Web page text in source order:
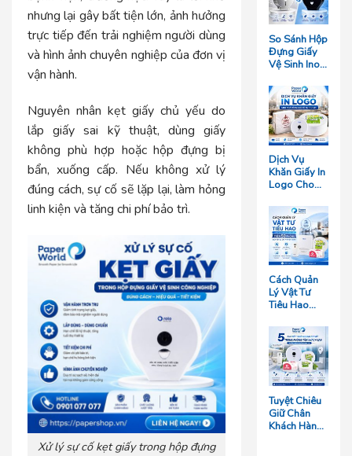
nhưng lại gây bất tiện lớn, ảnh hưởng
trực tiếp đến trải nghiệm người dùng
và hình ảnh chuyên nghiệp của đơn vị
vận hành.
Nguyên nhân kẹt giấy chủ yếu do
lắp giấy sai kỹ thuật, dùng giấy
không phù hợp hoặc hộp đựng bị
bẩn, xuống cấp. Nếu không xử lý
đúng cách, sự cố sẽ lặp lại, làm hỏng
linh kiện và tăng chi phí bảo trì.
Xử lý sự cố kẹt giấy trong hộp đựng
Ngành F&B
So Sánh Hộp
Đựng Giấy
Vệ Sinh Inox
Nhựa: Loại
Nào Bền
Hơn?
Dịch Vụ
Khăn Giấy In
Logo Cho
Giá Rẻ Tại
TP.HCM
Cách Quản
Lý Vật Tư
Tiêu Hao
Sạn Quy Mô
Trên 50
Phòng Giúp
Tối Ưu Chi
Phí Vận
Hành
Tuyệt Chiêu
Giữ Chân
Khách Hàng: